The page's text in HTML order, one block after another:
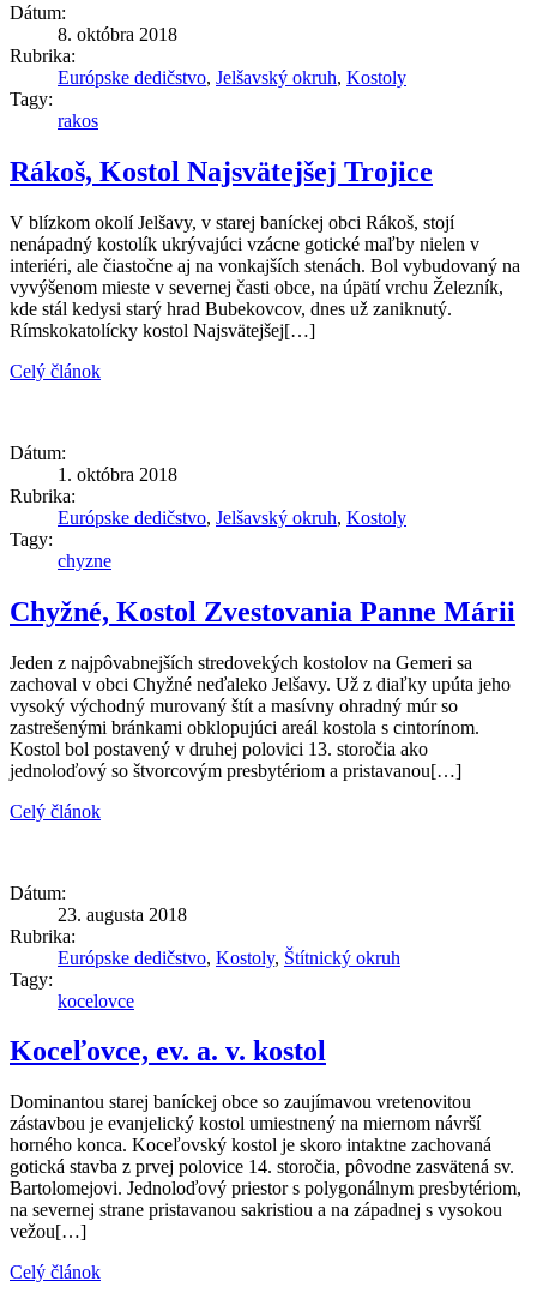
Dátum:
8. októbra 2018
Rubrika:
Európske dedičstvo, Jelšavský okruh, Kostoly
Tagy:
rakos
Rákoš, Kostol Najsvätejšej Trojice
V blízkom okolí Jelšavy, v starej baníckej obci Rákoš, stojí
nenápadný kostolík ukrývajúci vzácne gotické maľby nielen v
interiéri, ale čiastočne aj na vonkajších stenách. Bol vybudovaný na
vyvýšenom mieste v severnej časti obce, na úpätí vrchu Železník,
kde stál kedysi starý hrad Bubekovcov, dnes už zaniknutý.
Rímskokatolícky kostol Najsvätejšej[…]
Celý článok
Dátum:
1. októbra 2018
Rubrika:
Európske dedičstvo, Jelšavský okruh, Kostoly
Tagy:
chyzne
Chyžné, Kostol Zvestovania Panne Márii
Jeden z najpôvabnejších stredovekých kostolov na Gemeri sa
zachoval v obci Chyžné neďaleko Jelšavy. Už z diaľky upúta jeho
vysoký východný murovaný štít a masívny ohradný múr so
zastrešenými bránkami obklopujúci areál kostola s cintorínom.
Kostol bol postavený v druhej polovici 13. storočia ako
jednoloďový so štvorcovým presbytériom a pristavanou[…]
Celý článok
Dátum:
23. augusta 2018
Rubrika:
Európske dedičstvo, Kostoly, Štítnický okruh
Tagy:
kocelovce
Koceľovce, ev. a. v. kostol
Dominantou starej baníckej obce so zaujímavou vretenovitou
zástavbou je evanjelický kostol umiestnený na miernom návrší
horného konca. Koceľovský kostol je skoro intaktne zachovaná
gotická stavba z prvej polovice 14. storočia, pôvodne zasvätená sv.
Bartolomejovi. Jednoloďový priestor s polygonálnym presbytériom,
na severnej strane pristavanou sakristiou a na západnej s vysokou
vežou[…]
Celý článok